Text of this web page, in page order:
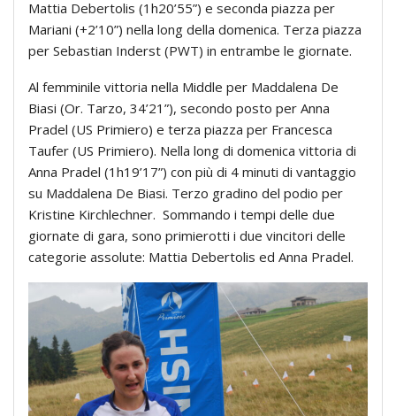
Mattia Debertolis (1h20’55”) e seconda piazza per
Mariani (+2’10”) nella long della domenica. Terza piazza
per Sebastian Inderst (PWT) in entrambe le giornate.
Al femminile vittoria nella Middle per Maddalena De
Biasi (Or. Tarzo, 34’21”), secondo posto per Anna
Pradel (US Primiero) e terza piazza per Francesca
Taufer (US Primiero). Nella long di domenica vittoria di
Anna Pradel (1h19’17”) con più di 4 minuti di vantaggio
su Maddalena De Biasi. Terzo gradino del podio per
Kristine Kirchlechner. Sommando i tempi delle due
giornate di gara, sono primierotti i due vincitori delle
categorie assolute: Mattia Debertolis ed Anna Pradel.